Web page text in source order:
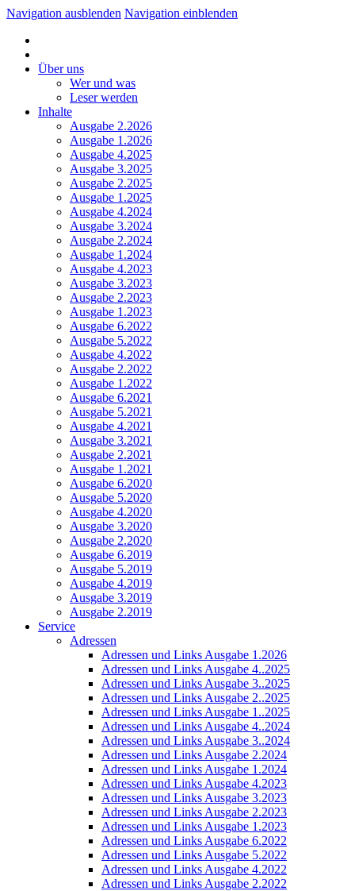
Navigation ausblenden Navigation einblenden
Über uns
Wer und was
Leser werden
Inhalte
Ausgabe 2.2026
Ausgabe 1.2026
Ausgabe 4.2025
Ausgabe 3.2025
Ausgabe 2.2025
Ausgabe 1.2025
Ausgabe 4.2024
Ausgabe 3.2024
Ausgabe 2.2024
Ausgabe 1.2024
Ausgabe 4.2023
Ausgabe 3.2023
Ausgabe 2.2023
Ausgabe 1.2023
Ausgabe 6.2022
Ausgabe 5.2022
Ausgabe 4.2022
Ausgabe 2.2022
Ausgabe 1.2022
Ausgabe 6.2021
Ausgabe 5.2021
Ausgabe 4.2021
Ausgabe 3.2021
Ausgabe 2.2021
Ausgabe 1.2021
Ausgabe 6.2020
Ausgabe 5.2020
Ausgabe 4.2020
Ausgabe 3.2020
Ausgabe 2.2020
Ausgabe 6.2019
Ausgabe 5.2019
Ausgabe 4.2019
Ausgabe 3.2019
Ausgabe 2.2019
Service
Adressen
Adressen und Links Ausgabe 1.2026
Adressen und Links Ausgabe 4..2025
Adressen und Links Ausgabe 3..2025
Adressen und Links Ausgabe 2..2025
Adressen und Links Ausgabe 1..2025
Adressen und Links Ausgabe 4..2024
Adressen und Links Ausgabe 3..2024
Adressen und Links Ausgabe 2.2024
Adressen und Links Ausgabe 1.2024
Adressen und Links Ausgabe 4.2023
Adressen und Links Ausgabe 3.2023
Adressen und Links Ausgabe 2.2023
Adressen und Links Ausgabe 1.2023
Adressen und Links Ausgabe 6.2022
Adressen und Links Ausgabe 5.2022
Adressen und Links Ausgabe 4.2022
Adressen und Links Ausgabe 2.2022